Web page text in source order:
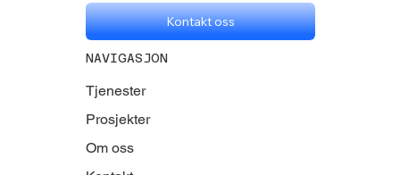
Kontakt oss
NAVIGASJON
Tjenester
Prosjekter
Om oss